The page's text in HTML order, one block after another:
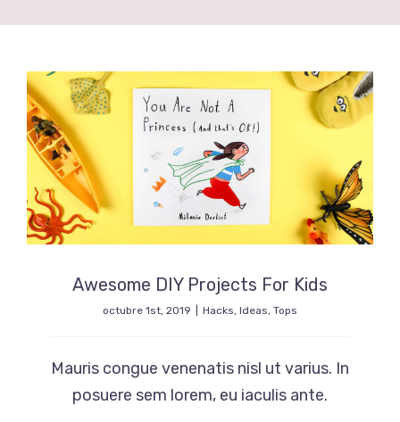
Awesome DIY Projects For Kids
octubre 1st, 2019 Hacks, Ideas, Tops
Mauris congue venenatis nisl ut varius. In
posuere sem lorem, eu iaculis ante.